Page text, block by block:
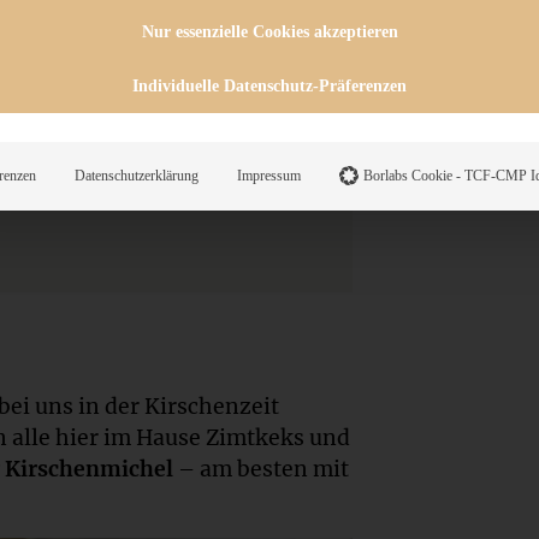
uns in der Kirschenzeit
hier im Hause Zimtkeks und
Kirschenmichel – am besten mit
Nur essenzielle Cookies akzeptieren
Individuelle Datenschutz-Präferenzen
Datenschutzerklärung Impressum Borlabs Cookie - TCF-CMP